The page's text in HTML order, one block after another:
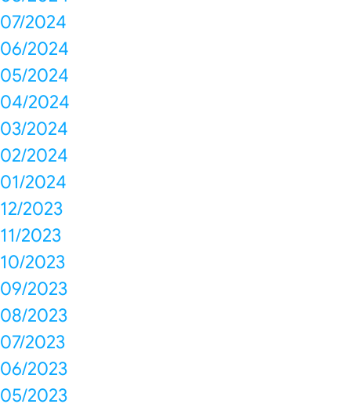
07/2024
06/2024
05/2024
04/2024
03/2024
02/2024
01/2024
12/2023
11/2023
10/2023
09/2023
08/2023
07/2023
06/2023
05/2023